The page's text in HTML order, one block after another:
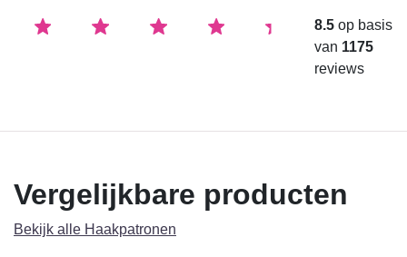
8.5op basis
van 1175
reviews
Vergelijkbare producten
Bekijk alle Haakpatronen